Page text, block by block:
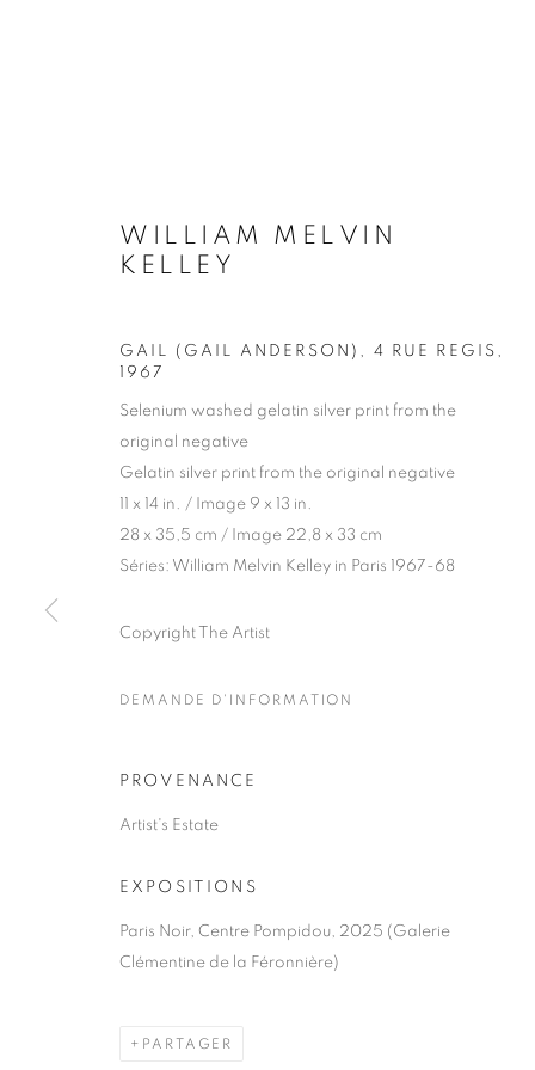
GEORGE HALLETT, WILLIAM MELVIN KELLEY &
Galerie Clémentine de la Féronnière
51, rue saint-Louis-en-l’île,
MANAGE COOKIES
WILLIAM MELVIN
KELLEY
GAIL (GAIL ANDERSON), 4 RUE REGIS ,
1967
Selenium washed gelatin silver print from the
original negative
Gelatin silver print from the original negative
11 x 14 in. / Image 9 x 13 in.
28 x 35,5 cm / Image 22,8 x 33 cm
Séries: William Melvin Kelley in Paris 1967-68
Copyright The Artist
DEMANDE D'INFORMATION
PROVENANCE
Artist's Estate
EXPOSITIONS
Paris Noir, Centre Pompidou, 2025 (Galerie
Clémentine de la Féronnière)
PARTAGER